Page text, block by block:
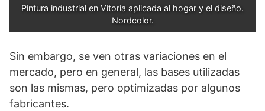
Pintura industrial en Vitoria aplicada al hogar y el diseño.
Nordcolor.
Sin embargo, se ven otras variaciones en el
mercado, pero en general, las bases utilizadas
son las mismas, pero optimizadas por algunos
fabricantes.